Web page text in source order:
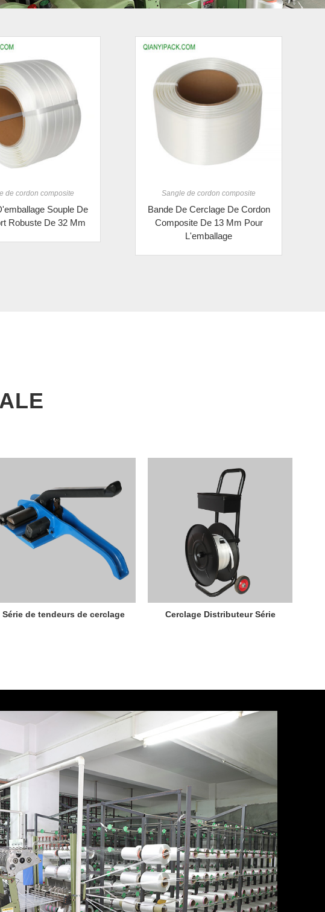
de cordon composite
Souple De
Robuste De 32 Mm
Sangle de cordon composite
Bande De Cerclage De Cordon
Composite De 13 Mm Pour
L'emballage
Série de tendeurs de cerclage Cerclage Distributeur Série